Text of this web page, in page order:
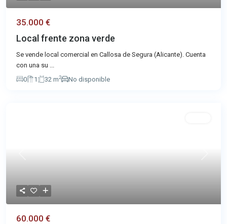
35.000 €
Local frente zona verde
Se vende local comercial en Callosa de Segura (Alicante). Cuenta
con una su ...
0
1 32 m2 No disponible
60.000 €